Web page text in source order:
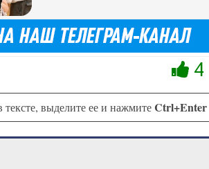
4
выделите ее и нажмитеCtrl+Enter